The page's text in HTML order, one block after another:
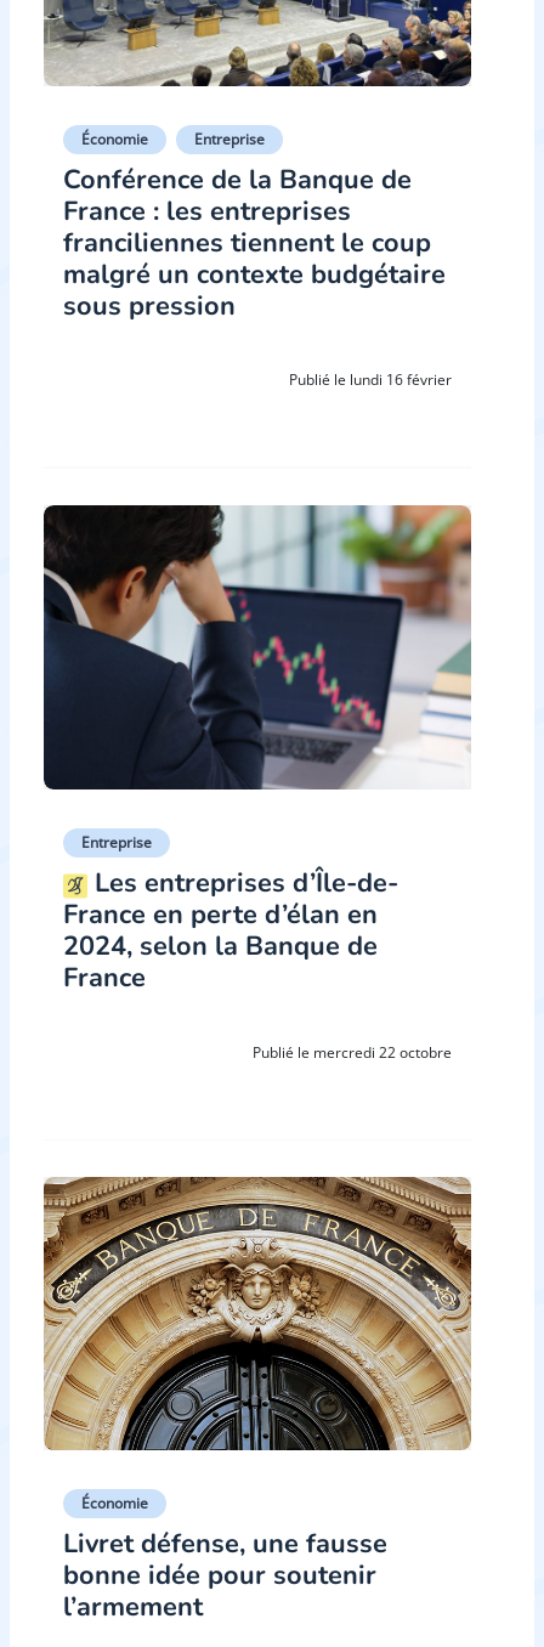
Économie Entreprise
Conférence de la Banque de
France : les entreprises
franciliennes tiennent le coup
malgré un contexte budgétaire
sous pression
Publié le lundi 16 février
Entreprise
Les entreprises d’Île-de-
France en perte d’élan en
2024, selon la Banque de
France
Publié le mercredi 22 octobre
Économie
Livret défense, une fausse
bonne idée pour soutenir
l’armement